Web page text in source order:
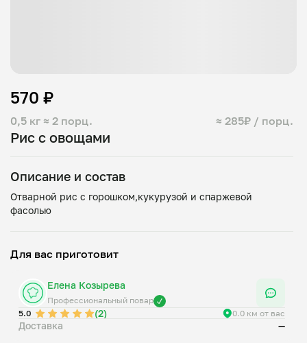
Рис с овощами
0,5 кг ≈ 2 порц. ≈ 285₽ / порц.
570 ₽
Описание и состав
Отварной рис с горошком,кукурузой и спаржевой
Для вас приготовит
Елена Козырева
Профессиональный повар
5.0
(2) 0.0 км от вас
Доставка —